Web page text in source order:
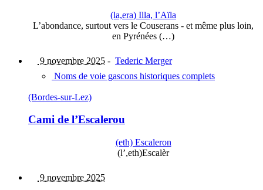
(la,era) Illa, l’Aïla
L’abondance, surtout vers le Couserans - et même plus loin,
en Pyrénées (…)
9 novembre 2025 - Tederic Merger
Noms de voie gascons historiques complets
(Bordes-sur-Lez)
Cami de l’Escalerou
(eth) Escaleron
(l’,eth)Escalèr
9 novembre 2025